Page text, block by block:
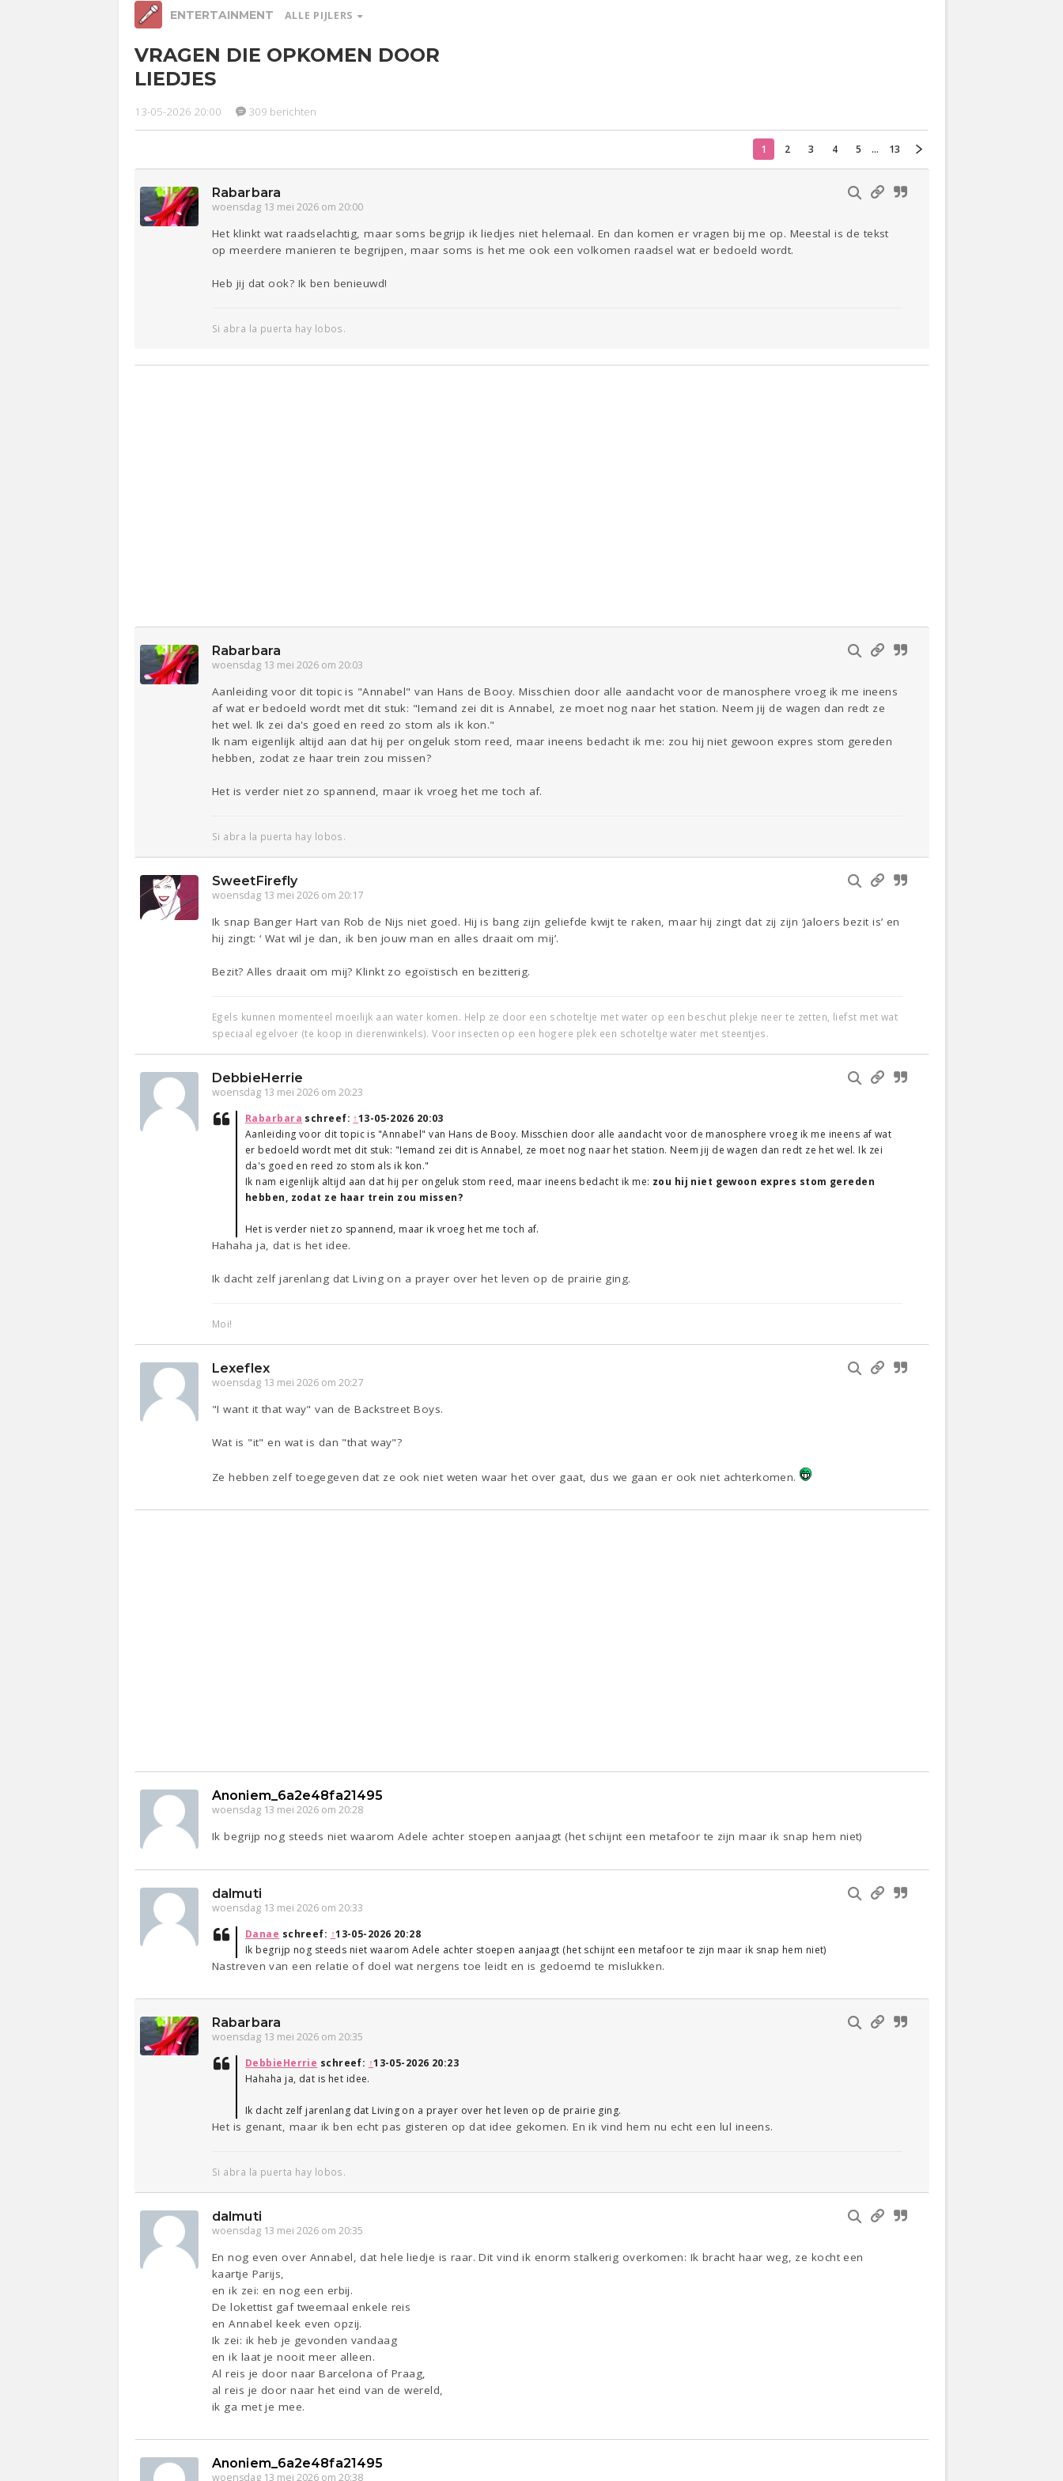
ENTERTAINMENT ALLE PIJLERS
Lezen
VRAGEN DIE OPKOMEN DOOR
LIEDJES
13-05-2026 20:00 309 berichten
1 2 3 4 5 ... 13
Rabarbara
woensdag 13 mei 2026 om 20:00
Het klinkt wat raadselachtig, maar soms begrijp ik liedjes niet helemaal. En dan komen er vragen bij me op. Meestal is de tekst
op meerdere manieren te begrijpen, maar soms is het me ook een volkomen raadsel wat er bedoeld wordt.
Heb jij dat ook? Ik ben benieuwd!
Si abra la puerta hay lobos.
Rabarbara
woensdag 13 mei 2026 om 20:03
Aanleiding voor dit topic is "Annabel" van Hans de Booy. Misschien door alle aandacht voor de manosphere vroeg ik me ineens
af wat er bedoeld wordt met dit stuk: "Iemand zei dit is Annabel, ze moet nog naar het station. Neem jij de wagen dan redt ze
het wel. Ik zei da's goed en reed zo stom als ik kon."
Ik nam eigenlijk altijd aan dat hij per ongeluk stom reed, maar ineens bedacht ik me: zou hij niet gewoon expres stom gereden
hebben, zodat ze haar trein zou missen?
Het is verder niet zo spannend, maar ik vroeg het me toch af.
Si abra la puerta hay lobos.
SweetFirefly
woensdag 13 mei 2026 om 20:17
Ik snap Banger Hart van Rob de Nijs niet goed. Hij is bang zijn geliefde kwijt te raken, maar hij zingt dat zij zijn ‘jaloers bezit is’ en
hij zingt: ‘ Wat wil je dan, ik ben jouw man en alles draait om mij’.
Bezit? Alles draait om mij? Klinkt zo egoïstisch en bezitterig.
Egels kunnen momenteel moeilijk aan water komen. Help ze door een schoteltje met water op een beschut plekje neer te zetten, liefst met wat
speciaal egelvoer (te koop in dierenwinkels). Voor insecten op een hogere plek een schoteltje water met steentjes.
DebbieHerrie
woensdag 13 mei 2026 om 20:23
Rabarbara schreef: ↑13-05-2026 20:03
Aanleiding voor dit topic is "Annabel" van Hans de Booy. Misschien door alle aandacht voor de manosphere vroeg ik me ineens af wat
er bedoeld wordt met dit stuk: "Iemand zei dit is Annabel, ze moet nog naar het station. Neem jij de wagen dan redt ze het wel. Ik zei
da's goed en reed zo stom als ik kon."
Ik nam eigenlijk altijd aan dat hij per ongeluk stom reed, maar ineens bedacht ik me: zou hij niet gewoon expres stom gereden
hebben, zodat ze haar trein zou missen?
Het is verder niet zo spannend, maar ik vroeg het me toch af.
Hahaha ja, dat is het idee.
Ik dacht zelf jarenlang dat Living on a prayer over het leven op de prairie ging.
Moi!
Lexeflex
woensdag 13 mei 2026 om 20:27
"I want it that way" van de Backstreet Boys.
Wat is "it" en wat is dan "that way"?
Ze hebben zelf toegegeven dat ze ook niet weten waar het over gaat, dus we gaan er ook niet achterkomen.
Anoniem_6a2e48fa21495
woensdag 13 mei 2026 om 20:28
Ik begrijp nog steeds niet waarom Adele achter stoepen aanjaagt (het schijnt een metafoor te zijn maar ik snap hem niet)
dalmuti
woensdag 13 mei 2026 om 20:33
Danae schreef: ↑13-05-2026 20:28
Ik begrijp nog steeds niet waarom Adele achter stoepen aanjaagt (het schijnt een metafoor te zijn maar ik snap hem niet)
Nastreven van een relatie of doel wat nergens toe leidt en is gedoemd te mislukken.
Rabarbara
woensdag 13 mei 2026 om 20:35
DebbieHerrie schreef: ↑13-05-2026 20:23
Hahaha ja, dat is het idee.
Ik dacht zelf jarenlang dat Living on a prayer over het leven op de prairie ging.
Het is genant, maar ik ben echt pas gisteren op dat idee gekomen. En ik vind hem nu echt een lul ineens.
Si abra la puerta hay lobos.
dalmuti
woensdag 13 mei 2026 om 20:35
En nog even over Annabel, dat hele liedje is raar. Dit vind ik enorm stalkerig overkomen: Ik bracht haar weg, ze kocht een
kaartje Parijs,
en ik zei: en nog een erbij.
De lokettist gaf tweemaal enkele reis
en Annabel keek even opzij.
Ik zei: ik heb je gevonden vandaag
en ik laat je nooit meer alleen.
Al reis je door naar Barcelona of Praag,
al reis je door naar het eind van de wereld,
ik ga met je mee.
Anoniem_6a2e48fa21495
woensdag 13 mei 2026 om 20:38